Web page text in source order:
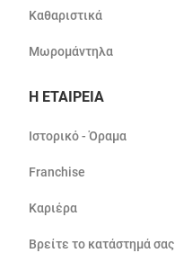
Καθαριστικά
Μωρομάντηλα
Η ΕΤΑΙΡΕΙΑ
Ιστορικό - Όραμα
Franchise
Καριέρα
Βρείτε το κατάστημά σας